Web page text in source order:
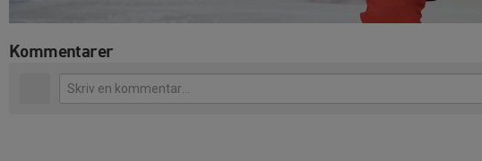
Kommentarer